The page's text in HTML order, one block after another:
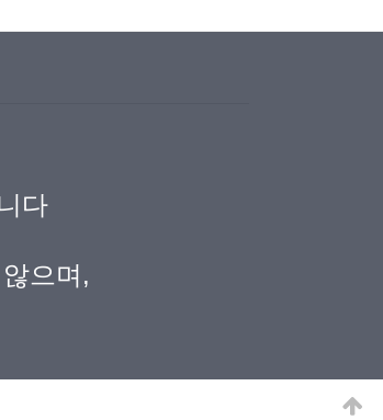
다
으며,